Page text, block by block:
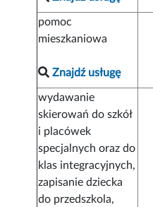
pomoc
mieszkaniowa
Znajdź usługę
wydawanie
skierowań do szkół
i placówek
specjalnych oraz do
klas integracyjnych,
zapisanie dziecka
do przedszkola,